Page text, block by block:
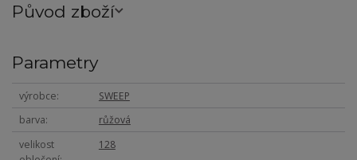
Původ zboží
Parametry
výrobce
SWEEP
barva
růžová
velikost
128